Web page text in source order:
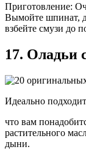
Приготовление:
Вымойте шпинат,
взбейте смузи до
17. Оладьи
Идеально
что вам
растительного
дыни.